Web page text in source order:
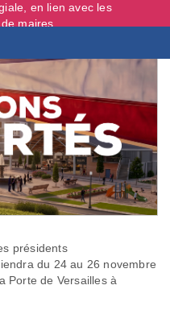
en lien avec les
maires. ...
présidents
du 24 au 26 novembre
Porte de Versailles à